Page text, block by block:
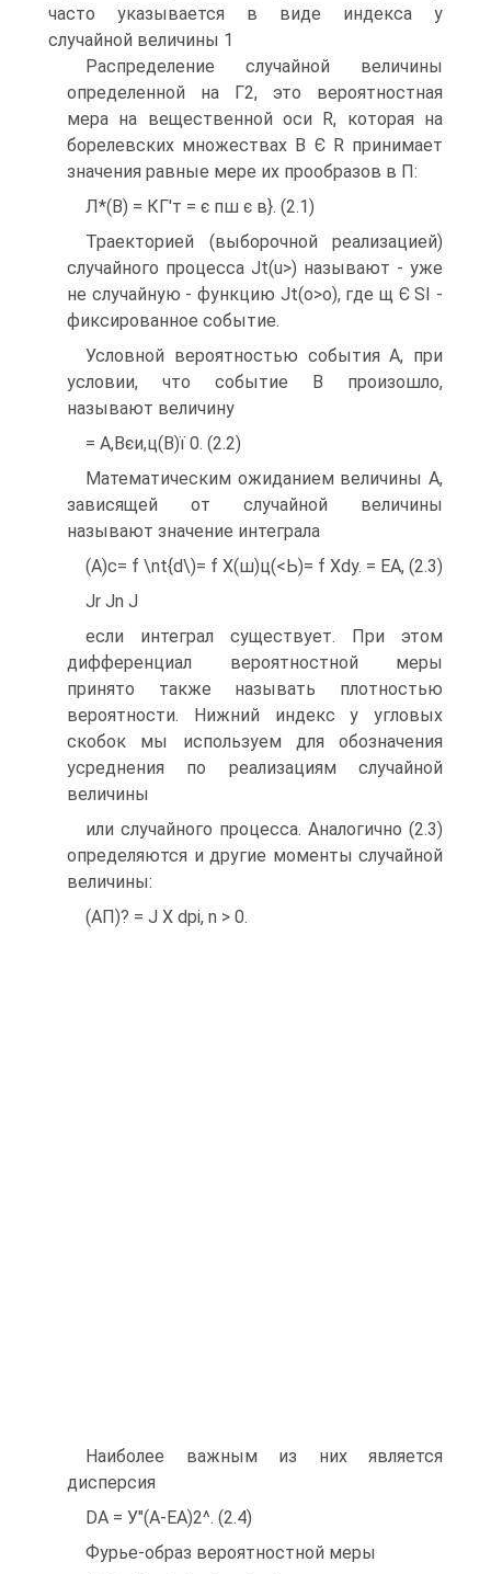
часто указывается в виде индекса у
случайной величины 1
Распределение случайной величины
определенной на Г2, это вероятностная
мера на вещественной оси R, которая на
борелевских множествах В Є R принимает
значения равные мере их прообразов в П:
Л*(В) = КГ'т = є пш є в}. (2.1)
Траекторией (выборочной реализацией)
случайного процесса Јt(u>) называют - уже
не случайную - функцию Јt(o>o), где щ Є SI -
фиксированное событие.
Условной вероятностью события А, при
условии, что событие В произошло,
называют величину
= А,Вєи,ц(В)ї 0. (2.2)
Математическим ожиданием величины А,
зависящей от случайной величины
называют значение интеграла
(А)с= f \nt{d\)= f Х(ш)ц(<Ь)= f Xdy. = ЕА, (2.3)
Jr Jn J
если интеграл существует. При этом
дифференциал вероятностной меры
принято также называть плотностью
вероятности. Нижний индекс у угловых
скобок мы используем для обозначения
усреднения по реализациям случайной
величины
или случайного процесса. Аналогично (2.3)
определяются и другие моменты случайной
величины:
(АП)? = J X dpi, n > 0.
Наиболее важным из них является
дисперсия
DA = У"(А-ЕА)2^. (2.4)
Фурье-образ вероятностной меры